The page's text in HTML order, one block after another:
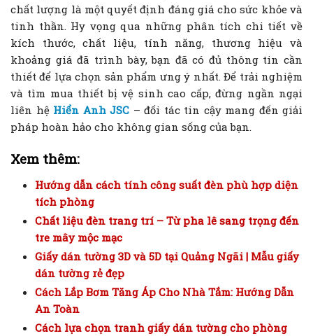
chất lượng là một quyết định đáng giá cho sức khỏe và
tinh thần. Hy vọng qua những phân tích chi tiết về
kích thước, chất liệu, tính năng, thương hiệu và
khoảng giá đã trình bày, bạn đã có đủ thông tin cần
thiết để lựa chọn sản phẩm ưng ý nhất. Để trải nghiệm
và tìm mua thiết bị vệ sinh cao cấp, đừng ngần ngại
liên hệ Hiển Anh JSC – đối tác tin cậy mang đến giải
pháp hoàn hảo cho không gian sống của bạn.
Xem thêm:
Hướng dẫn cách tính công suất đèn phù hợp diện
tích phòng
Chất liệu đèn trang trí – Từ pha lê sang trọng đến
tre mây mộc mạc
Giấy dán tường 3D và 5D tại Quảng Ngãi | Mẫu giấy
dán tường rẻ đẹp
Cách Lắp Bơm Tăng Áp Cho Nhà Tắm: Hướng Dẫn
An Toàn
Cách lựa chọn tranh giấy dán tường cho phòng